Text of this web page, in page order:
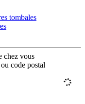
tombales
chez vous
code postal